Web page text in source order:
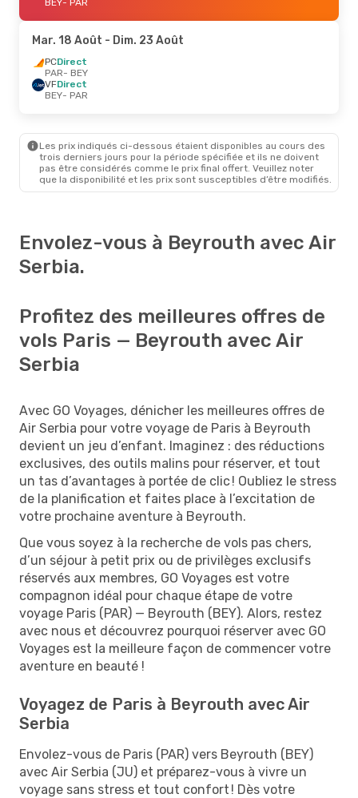
BEY- PAR
Mar. 18 Août - Dim. 23 Août
PCDirect
PAR- BEY
VFDirect
BEY- PAR
Les prix indiqués ci-dessous étaient disponibles au cours des
trois derniers jours pour la période spécifiée et ils ne doivent
pas être considérés comme le prix final offert. Veuillez noter
que la disponibilité et les prix sont susceptibles d’être modifiés.
Envolez-vous à Beyrouth avec Air
Serbia.
Profitez des meilleures offres de
vols Paris — Beyrouth avec Air
Serbia
Avec GO Voyages, dénicher les meilleures offres de
Air Serbia pour votre voyage de Paris à Beyrouth
devient un jeu d’enfant. Imaginez : des réductions
exclusives, des outils malins pour réserver, et tout
un tas d’avantages à portée de clic ! Oubliez le stress
de la planification et faites place à l’excitation de
votre prochaine aventure à Beyrouth.
Que vous soyez à la recherche de vols pas chers,
d’un séjour à petit prix ou de privilèges exclusifs
réservés aux membres, GO Voyages est votre
compagnon idéal pour chaque étape de votre
voyage Paris (PAR) — Beyrouth (BEY). Alors, restez
avec nous et découvrez pourquoi réserver avec GO
Voyages est la meilleure façon de commencer votre
aventure en beauté !
Voyagez de Paris à Beyrouth avec Air
Serbia
Envolez-vous de Paris (PAR) vers Beyrouth (BEY)
avec Air Serbia (JU) et préparez-vous à vivre un
voyage sans stress et tout confort ! Dès votre